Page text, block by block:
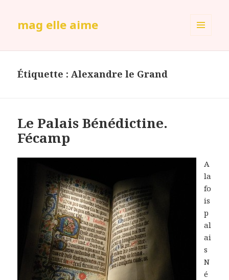
mag elle aime
Étiquette :Alexandre le Grand
Le Palais Bénédictine.
Fécamp
A
la
fo
is
p
al
ai
s
N
é